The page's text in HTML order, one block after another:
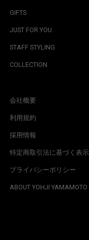
GIFTS
JUST FOR YOU
STAFF STYLING
COLLECTION
会社概要
利用規約
採用情報
特定商取引法に基づく表示
プライバシーポリシー
ABOUT YOHJI YAMAMOTO